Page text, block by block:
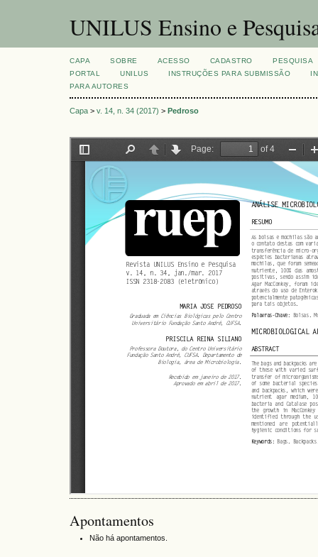
UNILUS Ensino e
CAPA SOBRE ACESSO CADASTRO
PESQUISA
PORTAL
UNILUS INSTRUÇÕES PARA SUBMISSÃO
PARA AUTORES
Capa > v. 14, n. 34 (2017) > Pedroso
Apontamentos
Não há apontamentos.